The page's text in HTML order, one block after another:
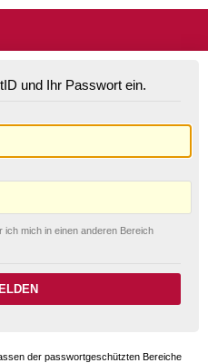
und Ihr Passwort ein.
ich mich in einen anderen Bereich
der passwortgeschützten Bereiche